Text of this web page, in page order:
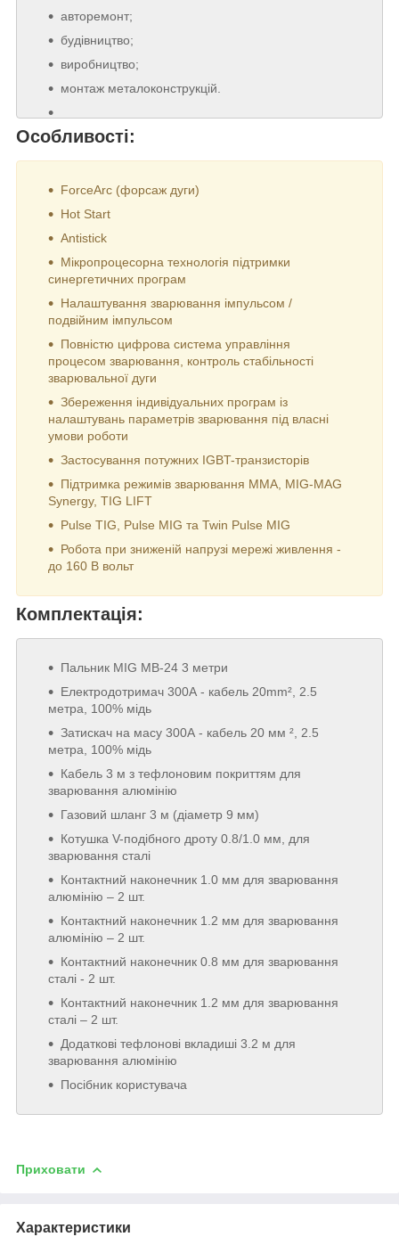
авторемонт;
будівництво;
виробництво;
монтаж металоконструкцій.
Особливості:
ForceArc (форсаж дуги)
Hot Start
Antistick
Мікропроцесорна технологія підтримки
синергетичних програм
Налаштування зварювання імпульсом /
подвійним імпульсом
Повністю цифрова система управління
процесом зварювання, контроль стабільності
зварювальної дуги
Збереження індивідуальних програм із
налаштувань параметрів зварювання під власні
умови роботи
Застосування потужних IGBT-транзисторів
Підтримка режимів зварювання MMA, MIG-MAG
Synergy, TIG LIFT
Pulse TIG, Pulse MIG та Twin Pulse MIG
Робота при зниженій напрузі мережі живлення -
до 160 В вольт
Комплектація:
Пальник MIG МВ-24 3 метри
Електродотримач 300А - кабель 20mm², 2.5
метра, 100% мідь
Затискач на масу 300А - кабель 20 мм ², 2.5
метра, 100% мідь
Кабель 3 м з тефлоновим покриттям для
зварювання алюмінію
Газовий шланг 3 м (діаметр 9 мм)
Котушка V-подібного дроту 0.8/1.0 мм, для
зварювання сталі
Контактний наконечник 1.0 мм для зварювання
алюмінію – 2 шт.
Контактний наконечник 1.2 мм для зварювання
алюмінію – 2 шт.
Контактний наконечник 0.8 мм для зварювання
сталі - 2 шт.
Контактний наконечник 1.2 мм для зварювання
сталі – 2 шт.
Додаткові тефлонові вкладиші 3.2 м для
зварювання алюмінію
Посібник користувача
Приховати
Характеристики